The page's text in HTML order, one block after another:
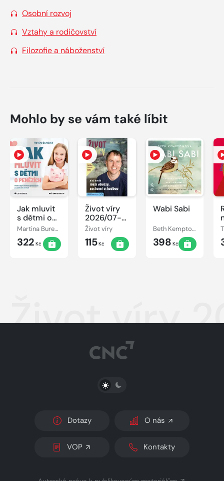
Osobní rozvoj
Vztahy a rodičovství
Filozofie a náboženství
Mohlo by se vám také líbit
Jak mluvit
s dětmi o
penězích Martina Burešová
322 Kč
Život víry
2026/07-
08
Život víry
115Kč
Wabi Sabi
Beth Kemptonová
398 Kč
Život víry
PŘEPNOUT SVĚTLÝ/TMAVÝ REŽIM
Dotazy O nás
VOP Kontakty